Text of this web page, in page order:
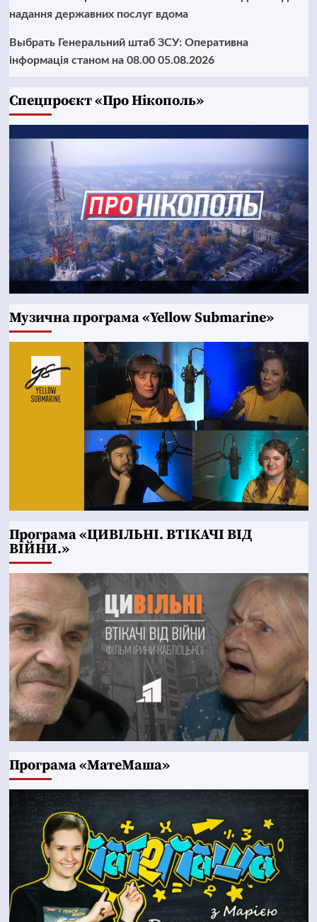
надання державних послуг вдома
Выбрать Генеральний штаб ЗСУ: Оперативна
інформація станом на 08.00 05.08.2026
Cпецпроєкт «Про Нікополь»
Музична програма «Yellow Submarine»
Програма «ЦИВІЛЬНІ. ВТІКАЧІ ВІД
ВІЙНИ.»
Програма «МатеМаша»